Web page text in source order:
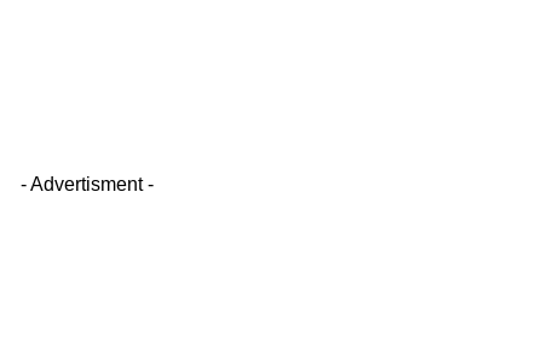
- Advertisment -